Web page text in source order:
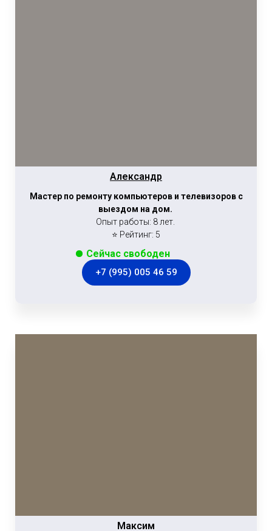
Александр
Мастер по ремонту компьютеров и телевизоров с
выездом на дом.
Опыт работы: 8 лет.
⭐ Рейтинг: 5
Сейчас свободен
+7 (995) 005 46 59
Максим